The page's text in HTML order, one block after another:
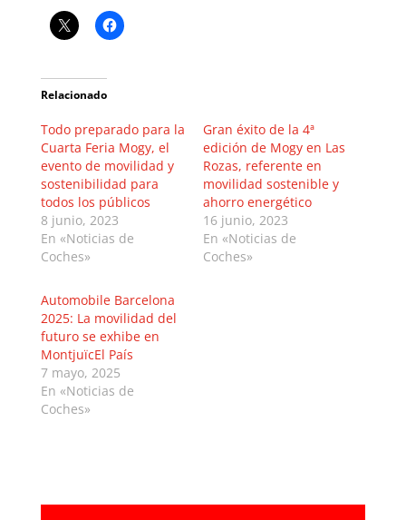
Relacionado
Todo preparado para la
Cuarta Feria Mogy, el
evento de movilidad y
sostenibilidad para
todos los públicos
8 junio, 2023
En «Noticias de
Coches»
Gran éxito de la 4ª
edición de Mogy en Las
Rozas, referente en
movilidad sostenible y
ahorro energético
16 junio, 2023
En «Noticias de
Coches»
Automobile Barcelona
2025: La movilidad del
futuro se exhibe en
MontjuïcEl País
7 mayo, 2025
En «Noticias de
Coches»